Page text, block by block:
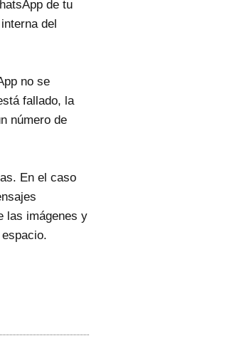
de tu
del
no se
fallado, la
número de
En el caso
las imágenes y